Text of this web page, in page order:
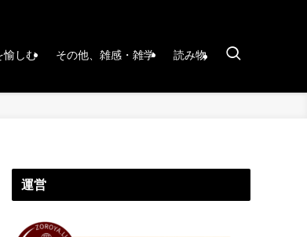
愉しむ その他、雑感・雑学 読み物
運営